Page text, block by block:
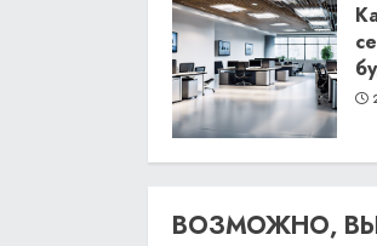
ВОЗМОЖНО,